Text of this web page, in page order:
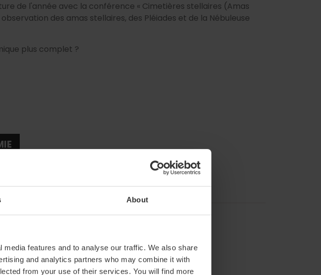
About
features and to analyse our traffic. We also share
and analytics partners who may combine it with
from your use of their services. You will find more
de l'année avec la conférence « Cimetières stellaires (Amas
des amas stellaires, des Pléiades et de la Nébuleuse
plus complet ?